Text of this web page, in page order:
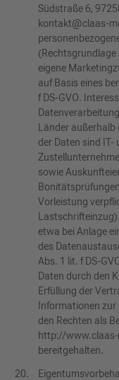
Südstraße 6,
kontakt@claas-
(Rechtsgrundlage
eigene
auf Basis eines
f DS-GVO.
Länder
der Daten sind IT-
sowie
Vorleistung
etwa bei Anlage
des
Abs. 1 lit. f DS-
Daten durch den
Erfüllung der
Informationen
den Rechten als
http://
bereitgehalten.